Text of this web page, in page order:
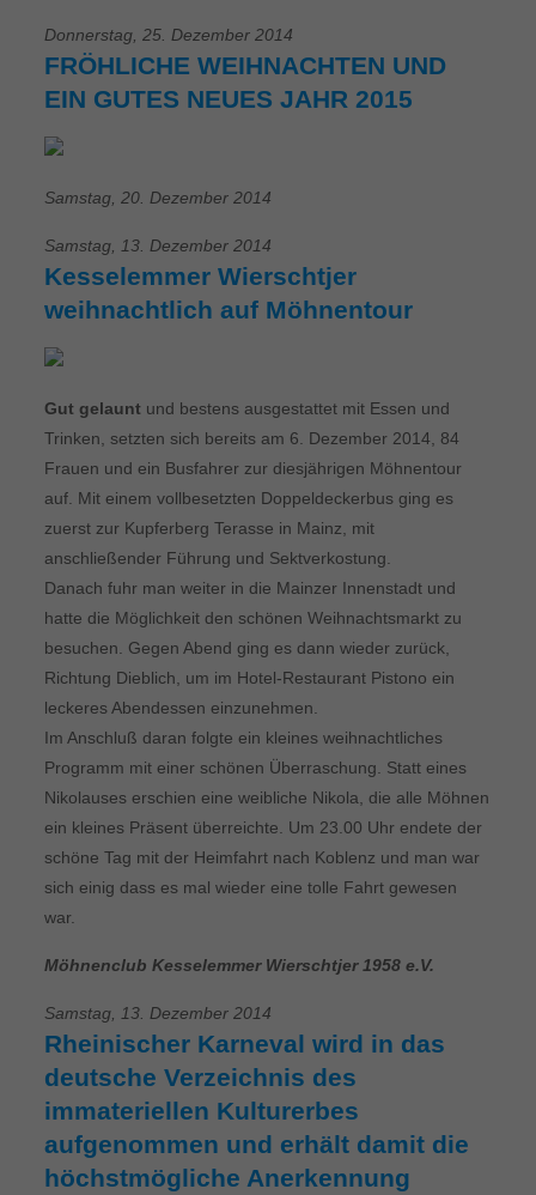
Donnerstag, 25. Dezember 2014
FRÖHLICHE WEIHNACHTEN UND
EIN GUTES NEUES JAHR 2015
Samstag, 20. Dezember 2014
Samstag, 13. Dezember 2014
Kesselemmer Wierschtjer
weihnachtlich auf Möhnentour
Gut gelauntund bestens ausgestattet mit Essen und
Trinken, setzten sich bereits am 6. Dezember 2014, 84
Frauen und ein Busfahrer zur diesjährigen Möhnentour
auf. Mit einem vollbesetzten Doppeldeckerbus ging es
zuerst zur Kupferberg Terasse in Mainz, mit
anschließender Führung und Sektverkostung.
Danach fuhr man weiter in die Mainzer Innenstadt und
hatte die Möglichkeit den schönen Weihnachtsmarkt zu
besuchen. Gegen Abend ging es dann wieder zurück,
Richtung Dieblich, um im Hotel-Restaurant Pistono ein
leckeres Abendessen einzunehmen.
Im Anschluß daran folgte ein kleines weihnachtliches
Programm mit einer schönen Überraschung. Statt eines
Nikolauses erschien eine weibliche Nikola, die alle Möhnen
ein kleines Präsent überreichte. Um 23.00 Uhr endete der
schöne Tag mit der Heimfahrt nach Koblenz und man war
sich einig dass es mal wieder eine tolle Fahrt gewesen
war.
Möhnenclub Kesselemmer Wierschtjer 1958 e.V.
Samstag, 13. Dezember 2014
Rheinischer Karneval wird in das
deutsche Verzeichnis des
immateriellen Kulturerbes
aufgenommen und erhält damit die
höchstmögliche Anerkennung